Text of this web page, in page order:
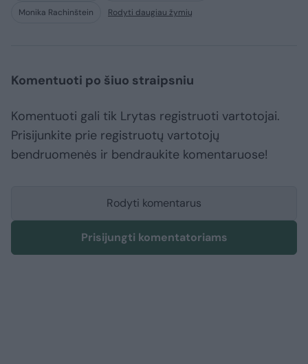
Monika Rachinštein
Rodyti daugiau žymių
Komentuoti po šiuo straipsniu
Komentuoti gali tik Lrytas registruoti vartotojai.
Prisijunkite prie registruotų vartotojų
bendruomenės ir bendraukite komentaruose!
Rodyti komentarus
Prisijungti komentatoriams